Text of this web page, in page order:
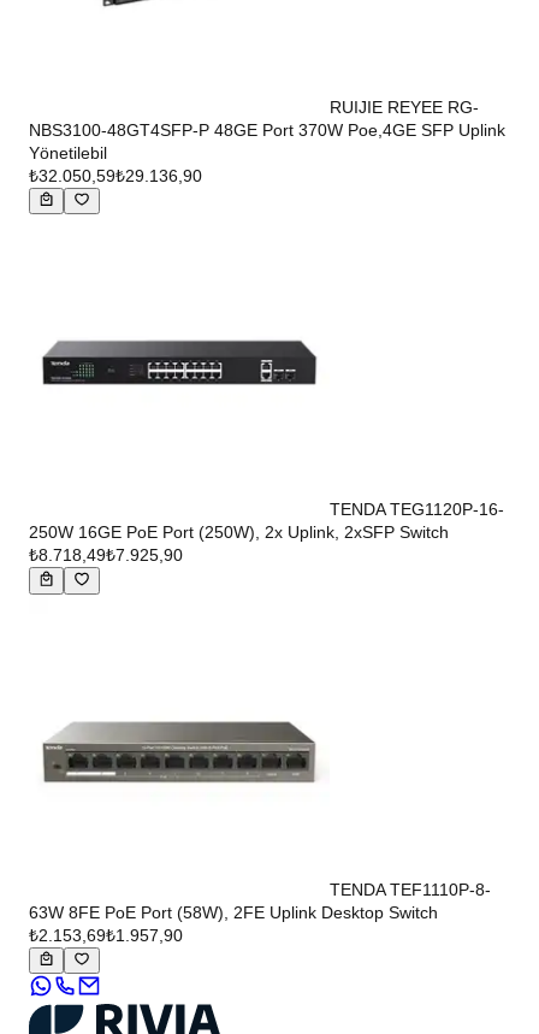
RUIJIE REYEE RG-
NBS3100-48GT4SFP-P 48GE Port 370W Poe,4GE SFP Uplink
Yönetilebil
₺32.050,59₺29.136,90
TENDA TEG1120P-16-
250W 16GE PoE Port (250W), 2x Uplink, 2xSFP Switch
₺8.718,49₺7.925,90
TENDA TEF1110P-8-
63W 8FE PoE Port (58W), 2FE Uplink Desktop Switch
₺2.153,69₺1.957,90